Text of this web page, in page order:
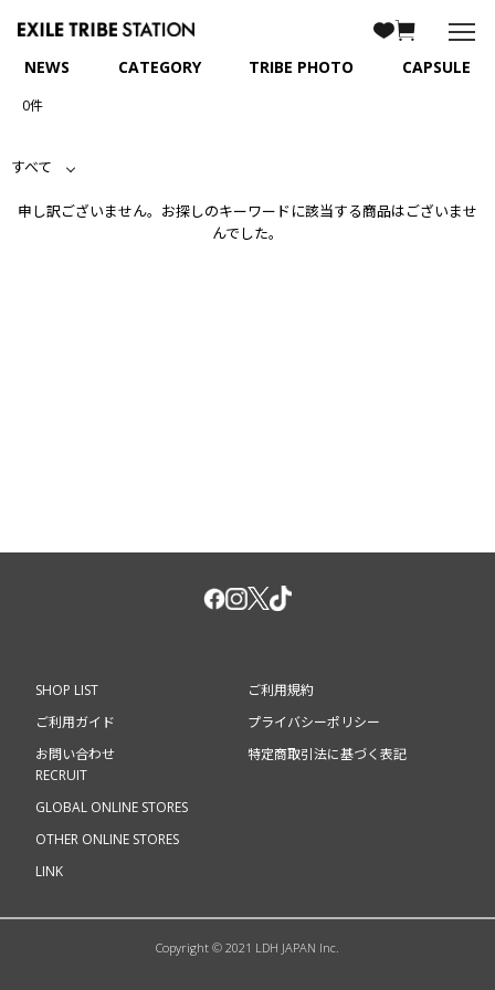
NEWS CATEGORY TRIBE PHOTO CAPSULE
0件
すべて
申し訳ございません。お探しのキーワードに該当する商品はございませ
んでした。
SHOP LIST
ご利用ガイド
お問い合わせ
ご利用規約
プライバシーポリシー
特定商取引法に基づく表記
RECRUIT
GLOBAL ONLINE STORES
OTHER ONLINE STORES
LINK
Copyright © 2021 LDH JAPAN Inc.